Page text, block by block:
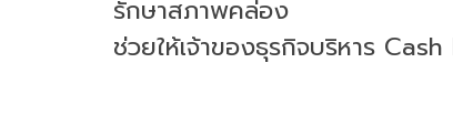
รักษาสภาพคล่อง
ช่วยให้เจ้าของธุรกิจบริหาร